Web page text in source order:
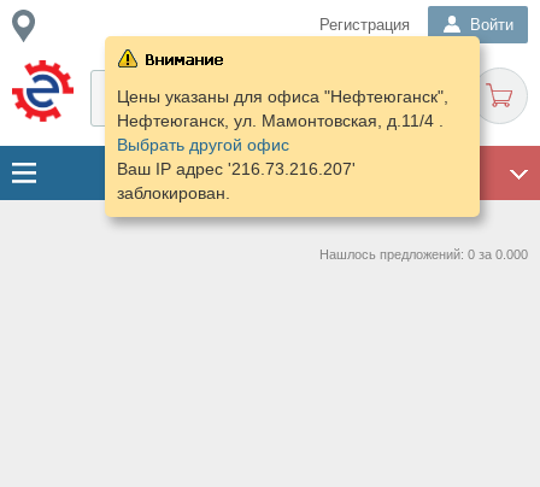
Регистрация Войти
Цены указаны для офиса "Нефтеюганск",
Нефтеюганск, ул. Мамонтовская, д.11/4 .
Выбрать другой офис
Ваш IP адрес '216.73.216.207'
заблокирован.
Нашлось предложений: 0 за 0.000